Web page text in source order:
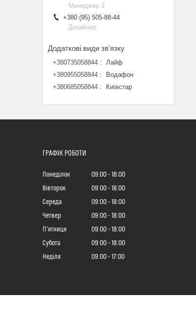
Менеджер 2
+380 (95) 505-88-44
Дизайнер
+380735058844
Лайф
+380955058844
Водафон
+380685058844
Київстар
ГРАФІК РОБОТИ
Понеділок 09:00
18:00
Вівторок
09:00
18:00
Середа
09:00
18:00
Четвер
09:00
18:00
Пʼятниця
09:00
18:00
Субота
09:00
18:00
Неділя
09:00 17:00